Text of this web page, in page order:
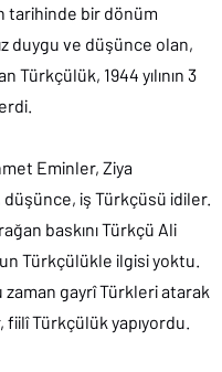
tarihinde bir dönüm
duygu ve düşünce olan,
Türkçülük, 1944 yılının 3
Eminler, Ziya
düşünce, iş Türkçüsü idiler.
baskını Türkçü Ali
Türkçülükle ilgisi yoktu.
zaman gayrî Türkleri atarak
Türkçülük yapıyordu.